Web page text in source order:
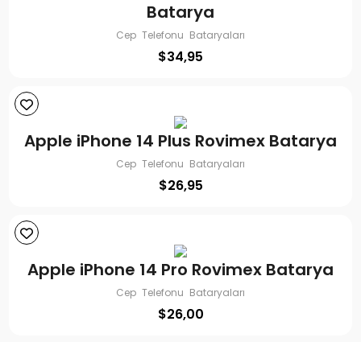
Batarya
Cep Telefonu Bataryaları
$34,95
Apple iPhone 14 Plus Rovimex Batarya
Cep Telefonu Bataryaları
$26,95
Apple iPhone 14 Pro Rovimex Batarya
Cep Telefonu Bataryaları
$26,00